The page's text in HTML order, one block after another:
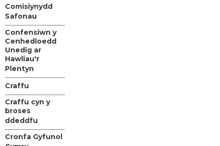
Comisiynydd
Safonau
Confensiwn y
Cenhedloedd
Unedig ar
Hawliau'r
Plentyn
Craffu
Craffu cyn y
broses
ddeddfu
Cronfa Gyfunol